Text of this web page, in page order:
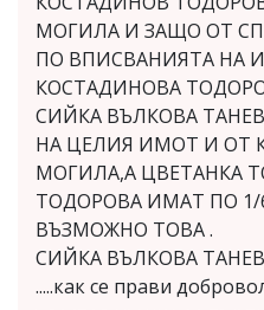
МОГИЛА И ЗАЩО ОТ
ПО ВПИСВАНИЯТА НА
КОСТАДИНОВА
СИЙКА ВЪЛКОВА
НА ЦЕЛИЯ ИМОТ И ОТ
МОГИЛА,А ЦВЕТАНКА
ТОДОРОВА ИМАТ ПО 1/
ВЪЗМОЖНО ТОВА .
СИЙКА ВЪЛКОВА
.....как се прави